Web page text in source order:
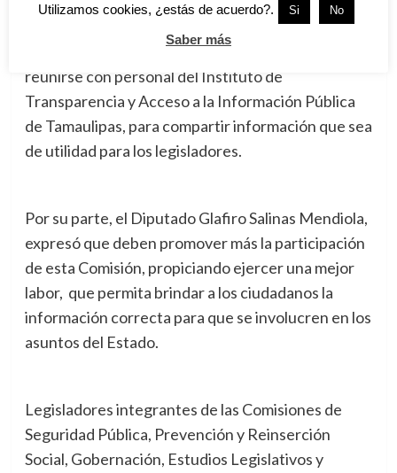
La Diputada Guadalupe Biasi Serrano, propuso
reunirse con personal del Instituto de
Transparencia y Acceso a la Información Pública
de Tamaulipas, para compartir información que sea
de utilidad para los legisladores.
Por su parte, el Diputado Glafiro Salinas Mendiola,
expresó que deben promover más la participación
de esta Comisión, propiciando ejercer una mejor
labor, que permita brindar a los ciudadanos la
información correcta para que se involucren en los
asuntos del Estado.
Legisladores integrantes de las Comisiones de
Seguridad Pública, Prevención y Reinserción
Social, Gobernación, Estudios Legislativos y
Utilizamos cookies, ¿estás de acuerdo?. Si No
Saber más